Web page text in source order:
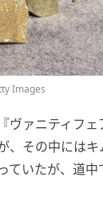
Images
ァニティフ
その中には
いたが、道